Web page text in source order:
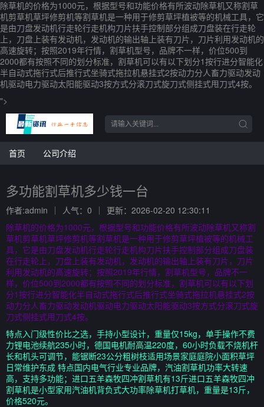
除草机的价格为1000元，根据型号和功能价格有所波动除草机又称割草
机剪草机草坪修剪机等割草机是一种用于修剪草坪植被等的机械工具，它
是由刀盘发动机行走轮行走机构刀片扶手控制部分组成刀盘装在行走轮
上，刀盘上装有发动机，发动机的输出轴上装有刀片，刀片利用发动机的
高速旋转；按照2019年行情，割草机型号，品牌不一样，价位500到
2000都有按照不同的划分标准，割草机可以有以下划分1按行进分智能化
半自动式拖行式后推行式坐骑式拖拉机悬挂式2按动力分人畜力驱动发动
机驱动电力驱动太阳能驱动3按方式分滚刀式旋刀式侧挂式甩刀式4按。
">
首页 公司介绍
多功能割草机多少钱一台
作者:admin 人气：0
更新：2026-02-20 12:30:11
除草机的价格为1000元，根据型号和功能价格有所波动除草机又称割
草机剪草机草坪修剪机等割草机是一种用于修剪草坪植被等的机械工
具，它是由刀盘发动机行走轮行走机构刀片扶手控制部分组成刀盘装
在行走轮上，刀盘上装有发动机，发动机的输出轴上装有刀片，刀片
利用发动机的高速旋转；按照2019年行情，割草机型号，品牌不一
样，价位500到2000都有按照不同的划分标准，割草机可以有以下划
分1按行进分智能化半自动式拖行式后推行式坐骑式拖拉机悬挂式2按
动力分人畜力驱动发动机驱动电力驱动太阳能驱动3按方式分滚刀式旋
刀式侧挂式甩刀式4按。
特点入门级性价比之选，手持小型设计，重量仅15kg，单手操作不费
力锂电池续航235小时，德国电机耐高温220度，60小时负载不烧机杆
长和机头可调节，能锯断23公分粗树枝适用场景家庭庭院小面积草坪
日常维护东成 特点国内电气行业专业品牌，汽油割草机功率大转速
高，支持多功能；进口五羊森牧四冲割草机有13斤进口五羊森牧四冲
割草机是小型家用汽油机背负式大功率除草机打草机，重量是13斤，
价格520元。